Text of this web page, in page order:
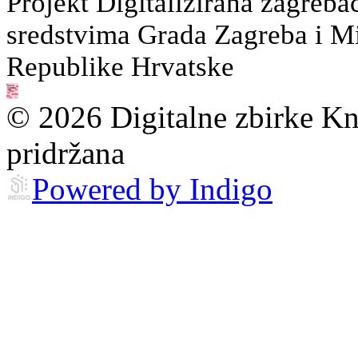
sredstvima Grada Zagreba i
Republike Hrvatske
© 2026 Digitalne zbirke
pridržana
Powered by Indigo